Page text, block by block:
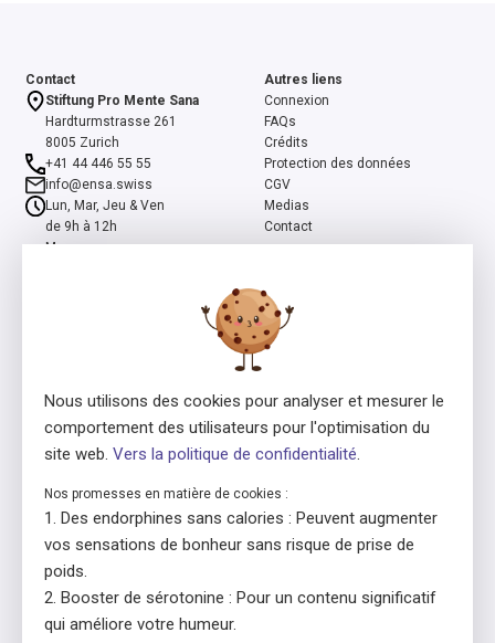
Contact
Stiftung Pro Mente Sana
Hardturmstrasse 261
8005 Zurich
+41 44 446 55 55
info@ensa.swiss
Lun, Mar, Jeu & Ven
de 9h à 12h
Mer
Autres liens
Connexion
FAQs
Crédits
Protection des données
CGV
Medias
Contact
ensa est un programme co-initié par la Fondation suisse Pro Mente
et Ernst Göhner.
Consédant de la licence
Nous utilisons des cookies pour analyser et mesurer le
comportement des utilisateurs pour l'optimisation du
site web. Vers la politique de confidentialité
Nos promesses en matière de cookies :
Des endorphines sans calories : Peuvent augmenter
vos sensations de bonheur sans risque de prise de
poids.
Booster de sérotonine : Pour un contenu significatif
qui améliore votre humeur.